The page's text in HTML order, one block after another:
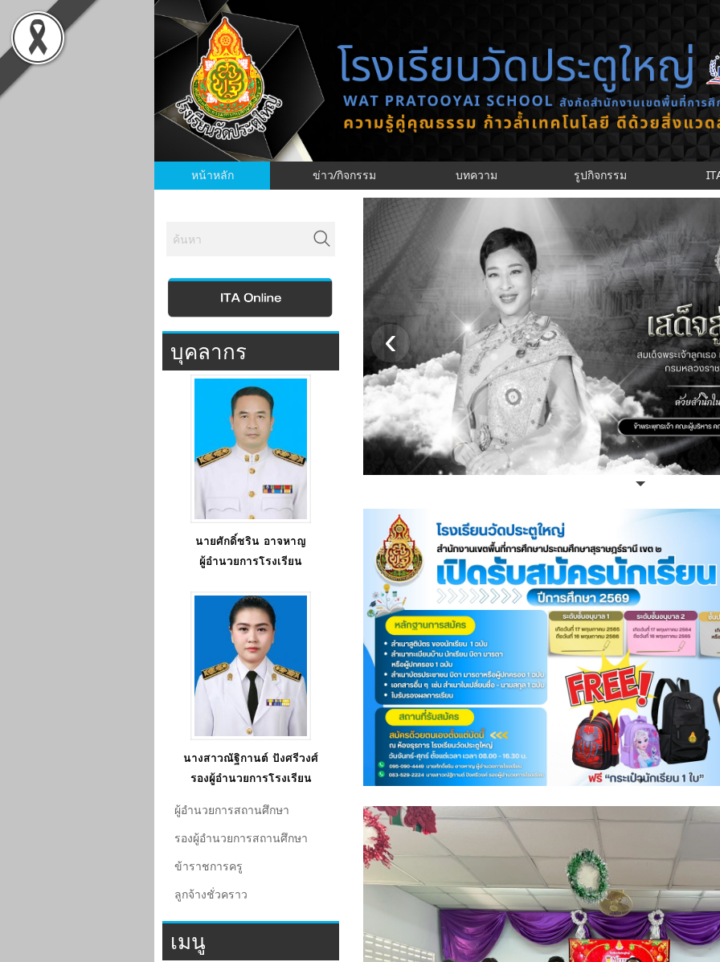
หน้าหลัก ข่าว/กิจกรรม บทความ รูปกิจกรรม
บุคลากร
นายศักดิ์ชริน อาจหาญ
ผู้อำนวยการโรงเรียน
นางสาวณัฐิกานต์ ปังศรีวงศ์
รองผู้อำนวยการโรงเรียน
ผู้อํานวยการสถานศึกษา
รองผู้อํานวยการสถานศึกษา
ข้าราชการครู
ลูกจ้างชั่วคราว
เมนู